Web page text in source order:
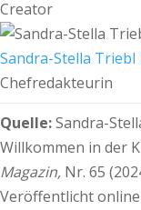
Creator
Sandra-Stella Triebl
Chefredakteurin
Quelle:Sandra-
Willkommen in der
Magazin, Nr. 65
Veröffentlicht